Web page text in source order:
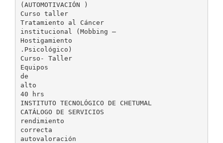
(AUTOMOTIVACIÓN )
Curso taller
Tratamiento al Cáncer
institucional (Mobbing –
Hostigamiento
.Psicológico)
Curso- Taller
Equipos
de
alto
40 hrs
INSTITUTO TECNOLÓGICO DE CHETUMAL
CATÁLOGO DE SERVICIOS
rendimiento
correcta
autovaloración